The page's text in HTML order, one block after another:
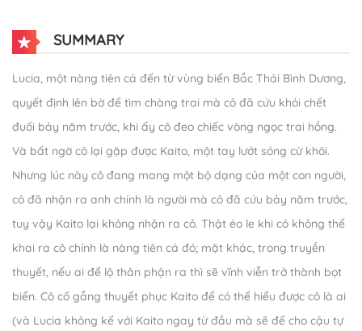
SUMMARY
Lucia, một nàng tiên cá đến từ vùng biển Bắc Thái Bình Dương,
quyết định lên bờ để tìm chàng trai mà cô đã cứu khỏi chết
đuối bảy năm trước, khi ấy cô đeo chiếc vòng ngọc trai hồng.
Và bất ngờ cô lại gặp được Kaito, một tay lướt sóng cừ khôi.
Nhưng lúc này cô đang mang một bộ dạng của một con người,
cô đã nhận ra anh chính là người mà cô đã cứu bảy năm trước,
tuy vậy Kaito lại không nhận ra cô. Thật éo le khi cô không thể
khai ra cô chính là nàng tiên cá đó; mặt khác, trong truyền
thuyết, nếu ai để lộ thân phận ra thì sẽ vĩnh viễn trở thành bọt
biển. Cô cố gắng thuyết phục Kaito để có thể hiểu được cô là ai
(và Lucia không kể với Kaito ngay từ đầu mà sẽ để cho cậu tự